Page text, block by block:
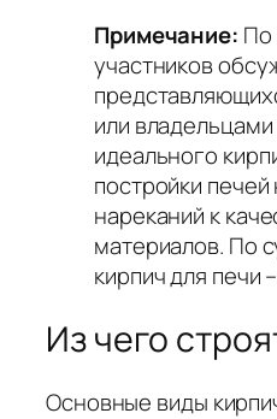
Примечание: По
участников
или владельцами
идеального
постройки
нареканий к
материалов. По
кирпич для печи
Из чего
Основные виды